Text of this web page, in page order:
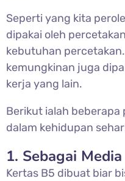
Seperti yang kita
dipakai oleh
kebutuhan
kemungkinan juga
kerja yang lain.
Berikut ialah
dalam kehidupan
1. Sebagai
Kertas B5 dibuat biar